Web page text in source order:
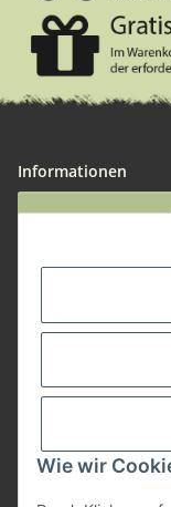
Wie wir
Informationen